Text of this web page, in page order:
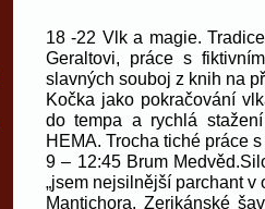
18 -22 Vlk a magie.
Geraltovi, práce s
slavných souboj z knih na
Kočka jako pokračování
do tempa a rychlá
HEMA. Trocha tiché práce
9 – 12:45 Brum
„jsem nejsilnější parchant v
Mantichora. Zerikánské